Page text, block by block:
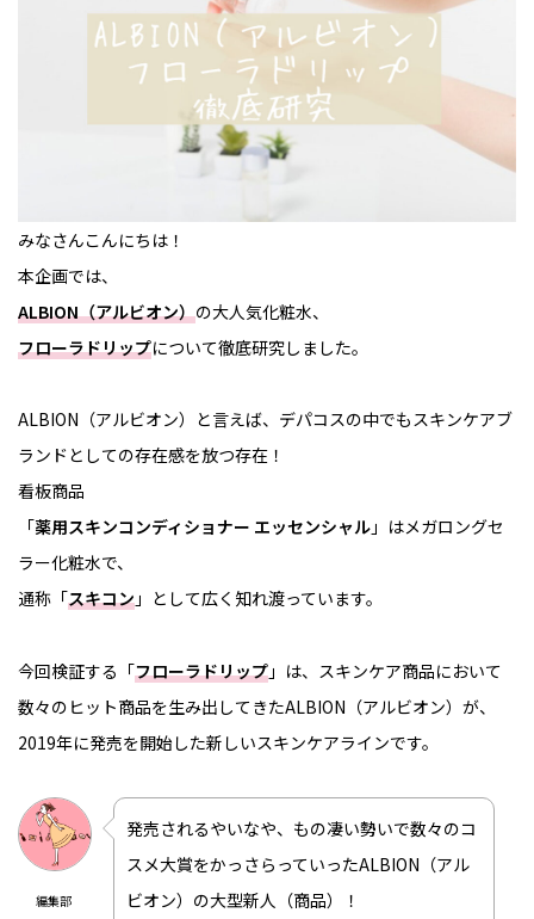
みなさんこんにちは！
本企画では、
ALBION（アルビオン）の大人気化粧水、
フローラドリップについて徹底研究しました。
ALBION（アルビオン）と言えば、デパコスの中でもスキンケアブ
ランドとしての存在感を放つ存在！
看板商品
「薬用スキンコンディショナー エッセンシャル 」はメガロングセ
ラー化粧水で、
通称「スキコン 」として広く知れ渡っています。
今回検証する「フローラドリップ 」は、スキンケア商品において
数々のヒット商品を生み出してきたALBION（アルビオン）が、
2019年に発売を開始した新しいスキンケアラインです。
編集部
発売されるやいなや、もの凄い勢いで数々のコ
スメ大賞をかっさらっていったALBION（アル
ビオン）の大型新人（商品）！